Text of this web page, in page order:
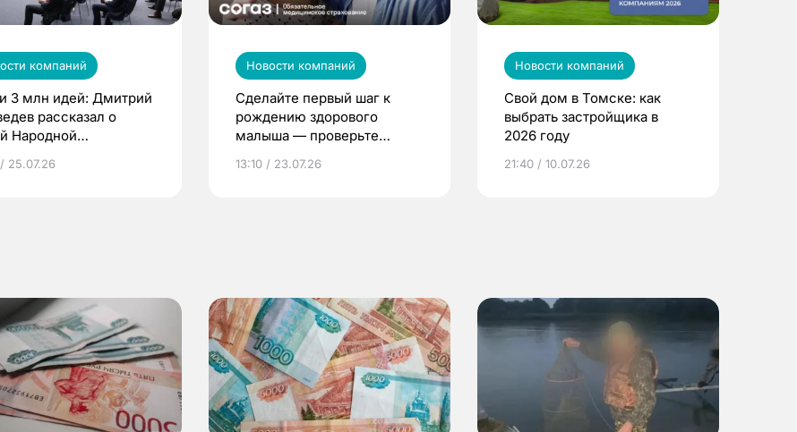
компаний
3 млн идей: Дмитрий
рассказал о
Народной
25.07.26
Новости компаний
Сделайте первый шаг к
рождению здорового
малыша — проверьте
по ОМС!
13:10 / 23.07.26
Новости компаний
Свой дом в Томске: как
выбрать застройщика в
2026 году
21:40 / 10.07.26